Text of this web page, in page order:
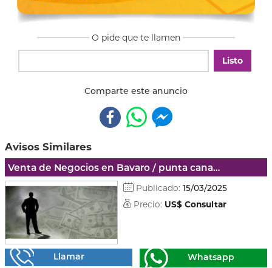
O pide que te llamen
Listo
Comparte este anuncio
Avisos Similares
Venta de Negocios en Bavaro / punta cana - La altagracia
Publicado: 15/03/2025
Precio: US$ Consultar
Llamar Whatsapp